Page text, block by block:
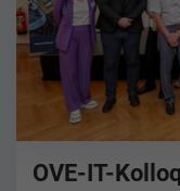
OVE-IT-